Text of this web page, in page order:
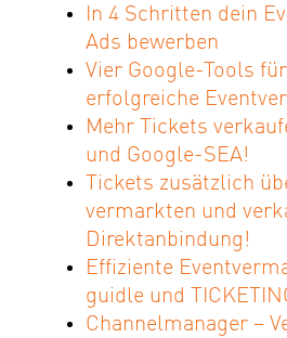
In 4 Schritten dein
Ads bewerben
Vier Google-Tools
erfolgreiche
Mehr Tickets
und Google-SEA!
Tickets zusätzlich
vermarkten und
Direktanbindung!
Effiziente
guidle und
Channelmanager –